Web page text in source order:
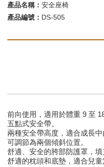
產品名稱： 安全座椅
產品編號： DS-505
前向使用，適用於體重 9 至
五點式安全帶。
兩種安全帶高度，適合成長中
可調節為兩個傾斜位置。
舒適、安全的胯部防護罩，填
舒適的枕頭和底墊，適合兒童